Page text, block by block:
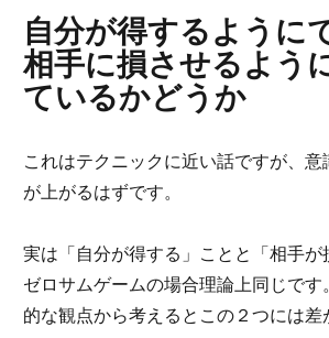
自分が得するように
相手に損させるよう
ているかどうか
これはテクニックに近い話ですが、
が上がるはずです。
実は「自分が得する」ことと「相手が
ゼロサムゲームの場合理論上同じです
的な観点から考えるとこの２つには差